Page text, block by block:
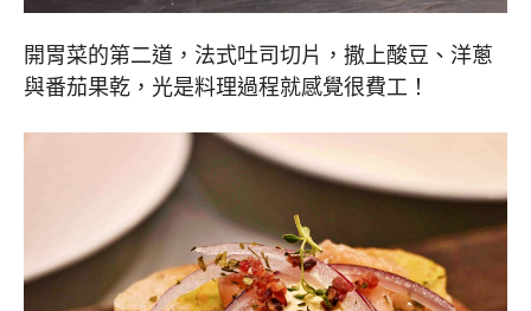
開胃菜的第二道，法式吐司切片，撒上酸豆、洋蔥
與番茄果乾，光是料理過程就感覺很費工！